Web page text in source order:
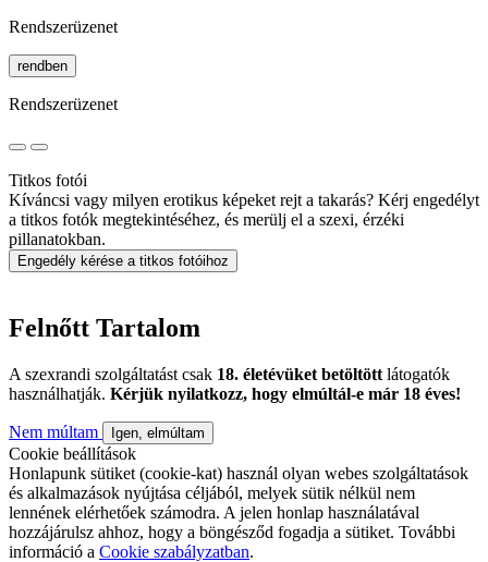
Rendszerüzenet
rendben
Rendszerüzenet
Titkos fotói
Kíváncsi vagy milyen erotikus képeket rejt a takarás? Kérj engedélyt
a titkos fotók megtekintéséhez, és merülj el a szexi, érzéki
pillanatokban.
Engedély kérése a titkos fotóihoz
Felnőtt Tartalom
A szexrandi szolgáltatást csak 18. életévüket betöltött látogatók
használhatják. Kérjük nyilatkozz, hogy elmúltál-e már 18 éves!
Nem múltam Igen, elmúltam
Cookie beállítások
Honlapunk sütiket (cookie-kat) használ olyan webes szolgáltatások
és alkalmazások nyújtása céljából, melyek sütik nélkül nem
lennének elérhetőek számodra. A jelen honlap használatával
hozzájárulsz ahhoz, hogy a böngésződ fogadja a sütiket. További
információ a Cookie szabályzatban.